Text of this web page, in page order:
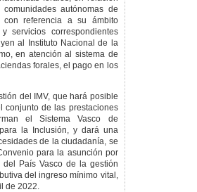
las
autónomas de
con referencia a su ámbito
servicios correspondientes
al Instituto Nacional de la
en atención al sistema de
forales, el pago en los
del IMV, que hará posible
conjunto de las prestaciones
el Sistema Vasco de
la Inclusión, y dará una
de la ciudadanía, se
para la asunción por
del País Vasco de la gestión
del ingreso mínimo vital,
de 2022.